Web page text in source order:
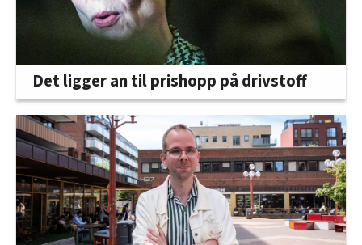
Det ligger an til prishopp på drivstoff